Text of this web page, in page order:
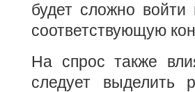
будет сложно
соответствующую
На спрос также
следует выделить